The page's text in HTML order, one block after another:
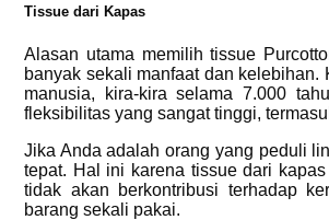
Tissue dari Kapas
Alasan utama memilih tissue
banyak sekali manfaat dan
manusia, kira-kira selama 7.000
fleksibilitas yang sangat tinggi,
Jika Anda adalah orang yang peduli
tepat. Hal ini karena tissue dari
tidak akan berkontribusi terhadap
barang sekali pakai.